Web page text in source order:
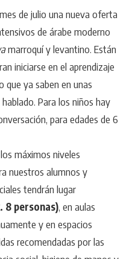
de julio una nueva oferta
de árabe moderno
marroquí y levantino. Están
iniciarse en el aprendizaje
que ya saben en unas
Para los niños hay
para edades de 6
máximos niveles
nuestros alumnos y
tendrán lugar
8 personas), en aulas
y en espacios
recomendadas por las